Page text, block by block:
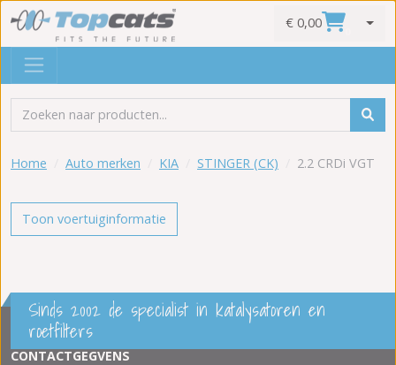
€ 0,00
Home Auto merken KIA STINGER (CK) 2.2 CRDi VGT
Toon voertuiginformatie
Sinds 2002 de specialist in katalysatoren en
roetfilters
CONTACTGEGVENS